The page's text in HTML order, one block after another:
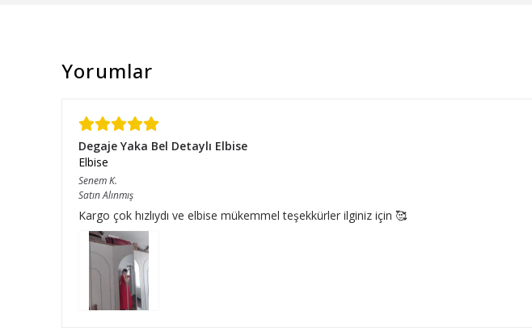
Yorumlar
Degaje Yaka Bel Detaylı Elbise
Elbise
SenemK.
Satın Alınmış
Kargo çok hızlıydı ve elbise mükemmel teşekkürler ilginiz için 🥰